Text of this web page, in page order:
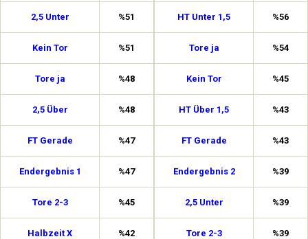
2,5 Unter %51
Kein Tor %51
Tore ja %48
2,5 Über %48
FT Gerade %47
Endergebnis 1 %47
Tore 2-3 %45
Halbzeit X %42
HT Unter 1,5 %56
Tore ja %54
Kein Tor %45
HT Über 1,5 %43
FT Gerade %43
Endergebnis 2 %39
2,5 Unter %39
Tore 2-3 %39